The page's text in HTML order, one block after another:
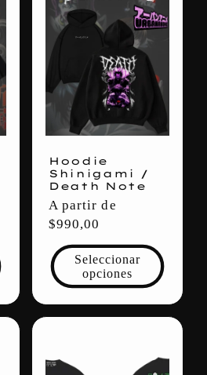
Hoodie
Shinigami /
Death Note
Precio
habitual
A partir de
$990,00
Seleccionar
opciones